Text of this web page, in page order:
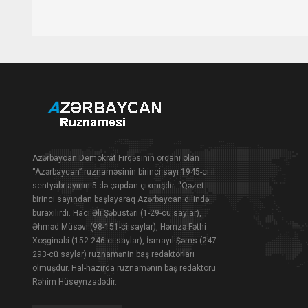
Azərbaycan Demokrat Firqəsinin orqanı olan
“Azərbaycan” ruznaməsinin birinci sayı 1945-ci il
sentyabr ayının 5-də çapdan çıxmışdır. “Qəzet
birinci sayından başlayaraq Azərbaycan dilində
buraxılırdı. Hacı Əli Şəbüstəri (1-29-cu saylar),
Əhməd Müsəvi (98-151-ci saylar), Həmzə Fəthi
Xoşginabi (152-246-cı saylar), İsmayıl Şəms (247-
293-cü saylar) ruznamənin baş redaktorları
olmuşdur. Hal-hazırda ruznamənin baş redaktoru
Rəhim Hüseynzadədir.